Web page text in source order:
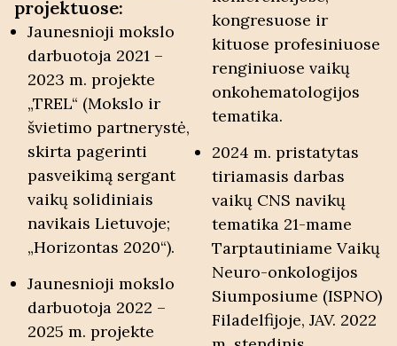
projektuose:
Jaunesnioji mokslo
darbuotoja 2021 –
2023 m. projekte
„TREL“ (Mokslo ir
švietimo partnerystė,
skirta pagerinti
pasveikimą sergant
vaikų solidiniais
navikais Lietuvoje;
„Horizontas 2020“).
Jaunesnioji mokslo
darbuotoja 2022 –
2025 m. projekte
kongresuose ir
kituose profesiniuose
renginiuose vaikų
onkohematologijos
tematika.
2024 m. pristatytas
tiriamasis darbas
vaikų CNS navikų
tematika 21-mame
Tarptautiniame Vaikų
Neuro-onkologijos
Siumposiume (ISPNO)
Filadelfijoje, JAV. 2022